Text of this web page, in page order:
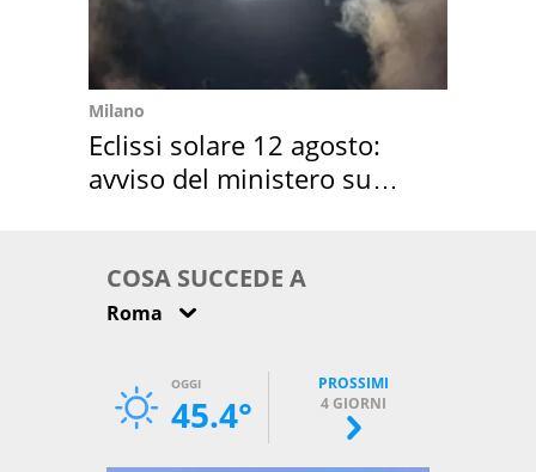
Milano
Eclissi solare 12 agosto:
avviso del ministero su